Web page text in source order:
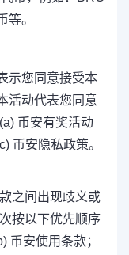
等。
示您同意接受本
活动代表您同意
币安有奖活动
币安隐私政策。
之间出现歧义或
按以下优先顺序
币安使用条款；